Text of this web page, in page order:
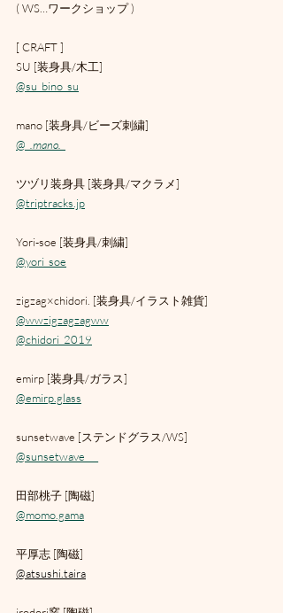
( WS…ワークショップ )
[ CRAFT ]
SU [装身具/木工]
@su_bino_su
mano [装身具/ビーズ刺繍]
@_ .mano._
ツヅリ装身具 [装身具/マクラメ]
@triptracks.jp
Yori-soe [装身具/刺繍]
@yori_soe
zigzag×chidori. [装身具/イラスト雑貨]
@wwzigzagzagww
@chidori_2019
emirp [装身具/ガラス]
@emirp.glass
sunsetwave [ステンドグラス/WS]
@sunsetwave___
田部桃子 [陶磁]
@momo.gama
平厚志 [陶磁]
@atsushi.taira